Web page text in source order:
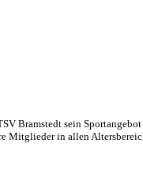
Bramstedt sein
Mitglieder in allen